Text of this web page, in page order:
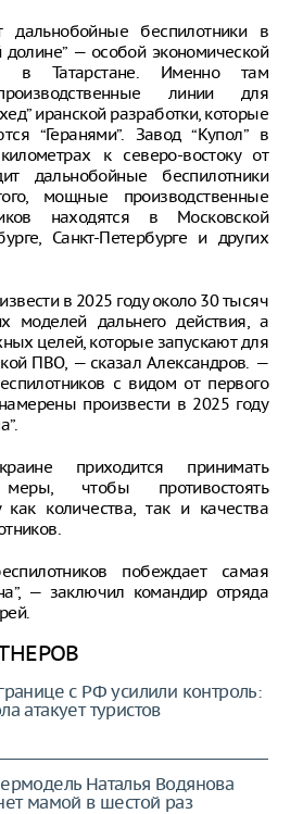
дальнобойные беспилотники в
долине” — особой экономической
в Татарстане. Именно там
линии для
иранской разработки, которые
“Геранями”. Завод “Купол” в
к северо-востоку от
дальнобойные беспилотники
мощные производственные
находятся в Московской
Санкт-Петербурге и других
в 2025 году около 30 тысяч
моделей дальнего действия, а
целей, которые запускают для
ПВО, — сказал Александров. —
с видом от первого
произвести в 2025 году
приходится принимать
меры, чтобы противостоять
как количества, так и качества
побеждает самая
— заключил командир отряда
с РФ усилили контроль:
атакует туристов
Наталья Водянова
мамой в шестой раз